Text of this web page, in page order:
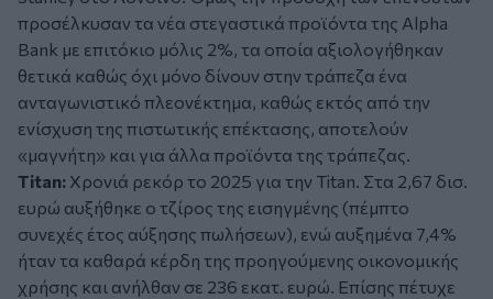
προσέλκυσαν τα νέα στεγαστικά προϊόντα της Alpha
Bank με επιτόκιο μόλις 2%, τα οποία αξιολογήθηκαν
θετικά καθώς όχι μόνο δίνουν στην τράπεζα ένα
ανταγωνιστικό πλεονέκτημα, καθώς εκτός από την
ενίσχυση της πιστωτικής επέκτασης, αποτελούν
«μαγνήτη» και για άλλα προϊόντα της τράπεζας.
Titan: Χρονιά ρεκόρ το 2025 για την Titan. Στα 2,67 δισ.
ευρώ αυξήθηκε ο τζίρος της εισηγμένης (πέμπτο
συνεχές έτος αύξησης πωλήσεων), ενώ αυξημένα 7,4%
ήταν τα καθαρά κέρδη της προηγούμενης οικονομικής
χρήσης και ανήλθαν σε 236 εκατ. ευρώ. Επίσης πέτυχε